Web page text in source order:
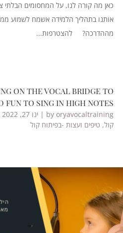
כאן מה קורה לנו, על המחסומים הבלתי
אותנו בתהליך הלמידה אשמח לשמוע
מההדרכה? להצטרפות...
ON THE VOCAL BRIDGE TO
FUN TO SING IN HIGH NOTES
by oryavocaltraining
| ינו 27, 2022
קול, טיפים ועצות -בפיתוח קול